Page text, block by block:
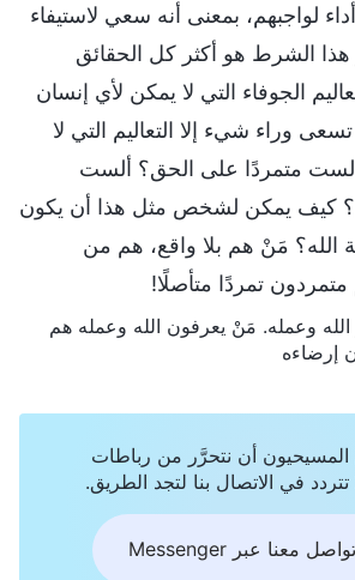
لواجبهم، بمعنى أنه سعي لاستيفاء
الشرط هو أكثر كل الحقائق
الجوفاء التي لا يمكن لأي إنسان
وراء شيء إلا التعاليم التي لا
متمردًا على الحق؟ ألست
كيف يمكن لشخص مثل هذا أن يكون
مَنْ هم بلا واقع، هم من
تمردًا متأصلًا!
ج. 1. ظهور الله وعمله. مَنْ يعرفون الله وعمله هم
إرضاءه
أن نتحرَّر من رباطات
في الاتصال بنا لتجد الطريق.
تواصل معنا عبر Messenger